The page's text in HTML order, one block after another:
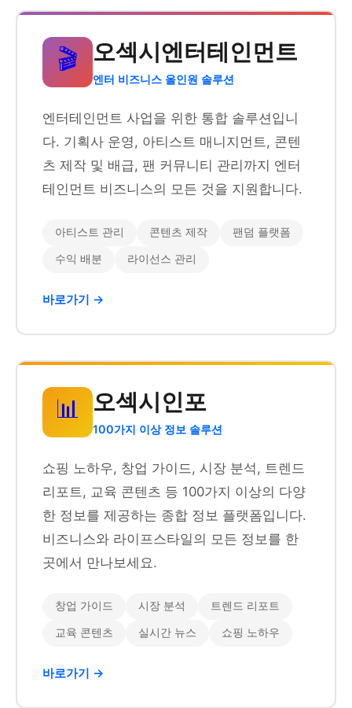
🎬 오섹시엔터테인먼트
엔터 비즈니스 올인원 솔루션
엔터테인먼트 사업을 위한 통합 솔루션입니
다. 기획사 운영, 아티스트 매니지먼트, 콘텐
츠 제작 및 배급, 팬 커뮤니티 관리까지 엔터
테인먼트 비즈니스의 모든 것을 지원합니다.
아티스트 관리 콘텐츠 제작 팬덤 플랫폼
수익 배분 라이선스 관리
바로가기 →
📊 오섹시인포
100가지 이상 정보 솔루션
쇼핑 노하우, 창업 가이드, 시장 분석, 트렌드
리포트, 교육 콘텐츠 등 100가지 이상의 다양
한 정보를 제공하는 종합 정보 플랫폼입니다.
비즈니스와 라이프스타일의 모든 정보를 한
곳에서 만나보세요.
창업 가이드 시장 분석 트렌드 리포트
교육 콘텐츠 실시간 뉴스 쇼핑 노하우
바로가기 →